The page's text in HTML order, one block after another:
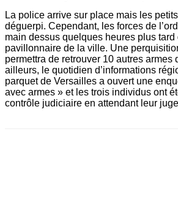
La police arrive sur place mais les
déguerpi. Cependant, les forces de
main dessus quelques heures plus
pavillonnaire de la ville. Une
permettra de retrouver 10 autres armes
ailleurs, le quotidien d’informations
parquet de Versailles a ouvert une
avec armes » et les trois individus ont
contrôle judiciaire en attendant leur